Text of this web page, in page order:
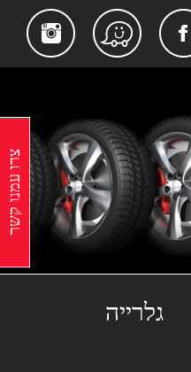
Waze
גלרייה
צרו עמנו קשר